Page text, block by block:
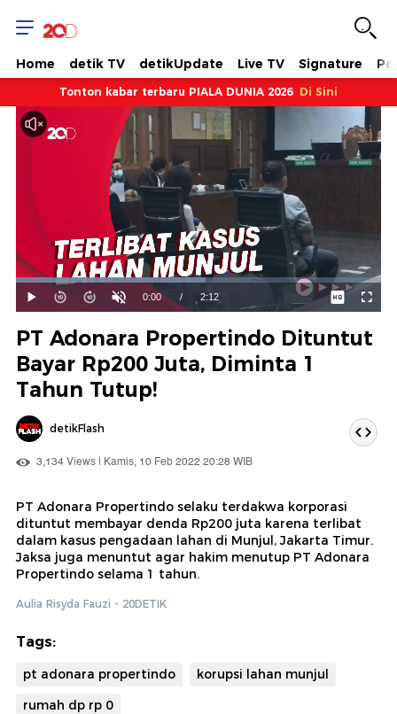
Home detik TV detikUpdate Live TV Signature
Tonton kabar terbaru PIALA DUNIA 2026 Di Sini
Mainkan
Suara
Hidup
Waktu
ini
0:00 / Durasi
2:12
Dimuat:
51.98%
PT Adonara Propertindo Dituntut
Bayar Rp200 Juta, Diminta 1
Tahun Tutup!
detikFlash
3,134 Views | Kamis, 10 Feb 2022 20:28 WIB
PT Adonara Propertindo selaku terdakwa korporasi
dituntut membayar denda Rp200 juta karena terlibat
dalam kasus pengadaan lahan di Munjul, Jakarta Timur.
Jaksa juga menuntut agar hakim menutup PT Adonara
Propertindo selama 1 tahun.
Aulia Risyda Fauzi - 20DETIK
Tags:
pt adonara propertindo
korupsi lahan munjul
rumah dp rp 0